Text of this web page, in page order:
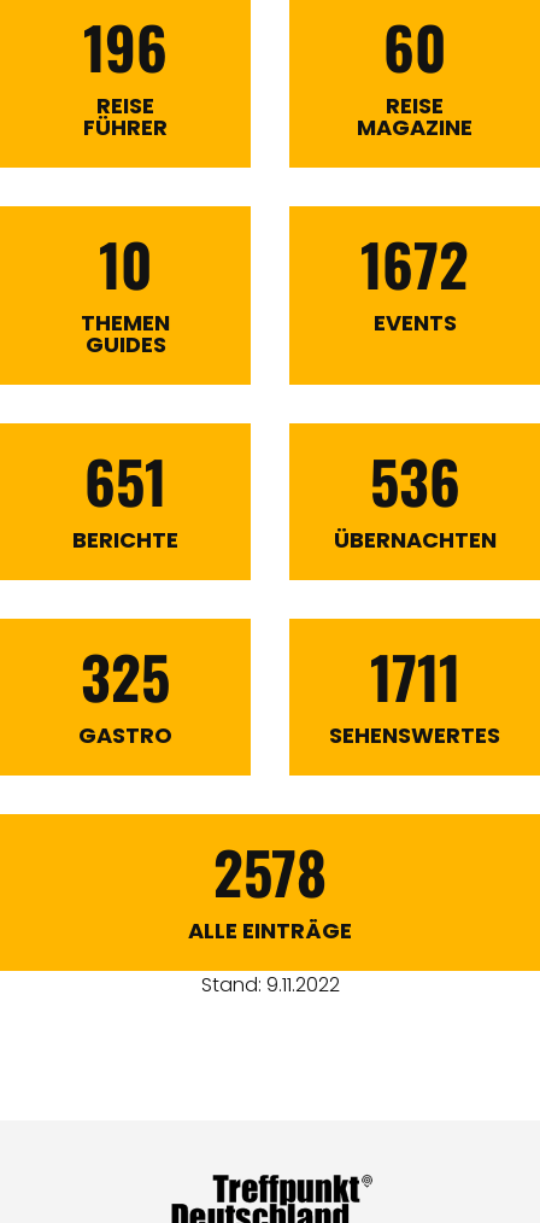
196
REISE
FÜHRER
60
REISE
MAGAZINE
10
THEMEN
GUIDES
1672
EVENTS
651
BERICHTE
536
ÜBERNACHTEN
325
GASTRO
1711
SEHENSWERTES
2578
ALLE EINTRÄGE
Stand: 9.11.2022